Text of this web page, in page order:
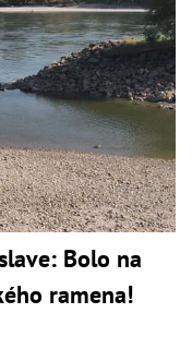
Bolo na
ramena!